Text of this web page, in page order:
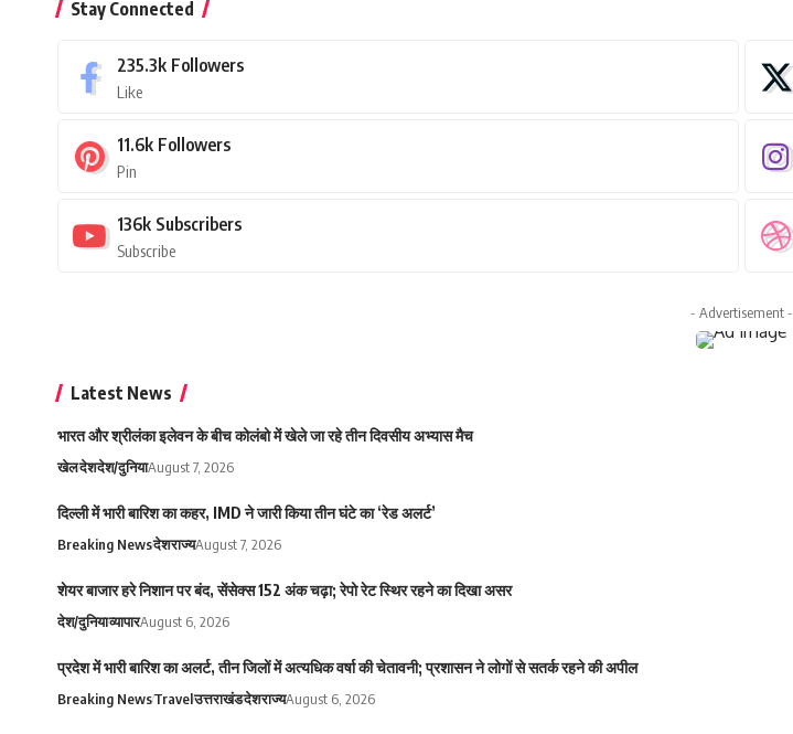
Stay Connected
235.3k Followers
Like
11.6k Followers
Pin
136k Subscribers
Subscribe
- Advertisement -
Latest News
भारत और श्रीलंका इलेवन के बीच कोलंबो में खेले जा रहे तीन दिवसीय अभ्यास मैच
खेलदेशदेश/दुनियाAugust 7, 2026
दिल्ली में भारी बारिश का कहर, IMD ने जारी किया तीन घंटे का ‘रेड अलर्ट’
Breaking Newsदेशराज्यAugust 7, 2026
शेयर बाजार हरे निशान पर बंद, सेंसेक्स 152 अंक चढ़ा; रेपो रेट स्थिर रहने का दिखा असर
देश/दुनियाव्यापारAugust 6, 2026
प्रदेश में भारी बारिश का अलर्ट, तीन जिलों में अत्यधिक वर्षा की चेतावनी; प्रशासन ने लोगों से सतर्क रहने की अपील
Breaking NewsTravelउत्तराखंडदेशराज्यAugust 6, 2026